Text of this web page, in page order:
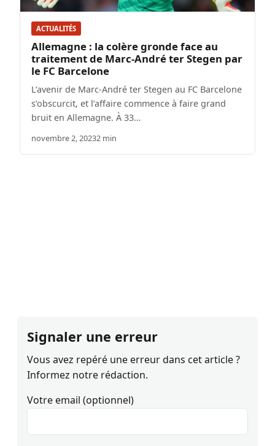
ACTUALITÉS
Allemagne : la colère gronde face au
traitement de Marc-André ter Stegen par
le FC Barcelone
L’avenir de Marc-André ter Stegen au FC Barcelone
s’obscurcit, et l’affaire commence à faire grand
bruit en Allemagne. À 33…
novembre 2, 20232 min
Signaler une erreur
Vous avez repéré une erreur dans cet article ?
Informez notre rédaction.
Votre email (optionnel)